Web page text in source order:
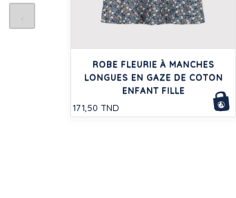
ROBE FLEURIE À MANCHES
LONGUES EN GAZE DE COTON
ENFANT FILLE
171,50 TND